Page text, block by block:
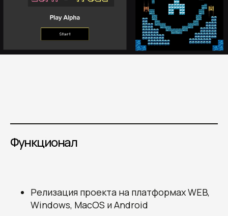
Функционал
Релизация проекта на платформах WEB,
Windows, MacOS и Android